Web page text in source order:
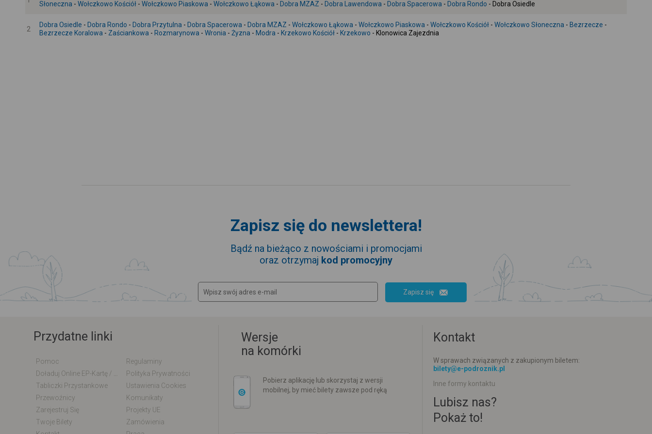
-
Słoneczna - Wołczkowo Kościół - Wołczkowo Piaskowa - Wołczkowo Łąkowa - Dobra MZAZ - Dobra Lawendowa - Dobra Spacerowa - Dobra Rondo - Dobra Osiedle
2
Dobra Osiedle - Dobra Rondo - Dobra Przytulna - Dobra Spacerowa - Dobra MZAZ - Wołczkowo Łąkowa - Wołczkowo Piaskowa - Wołczkowo Kościół - Wołczkowo Słoneczna - Bezrzecze -
Bezrzecze Koralowa - Zaściankowa - Rozmarynowa - Wronia - Żyzna - Modra - Krzekowo Kościół - Krzekowo - Klonowica Zajezdnia
Zapisz się do newslettera!
Bądź na bieżąco z nowościami i promocjami
oraz otrzymaj kod promocyjny
Zapisz się
Przydatne linki
Pomoc
Regulaminy
Polityka Prywatności
Tabliczki Przystankowe
Ustawienia Cookies
Przewoźnicy
Komunikaty
Zarejestruj Się
Projekty UE
Twoje Bilety
Zamówienia
Wersje
na komórki
Pobierz aplikację lub skorzystaj z wersji
mobilnej, by mieć bilety zawsze pod ręką
Kontakt
W sprawach związanych z zakupionym biletem:
bilety@e-podroznik.pl
Inne formy kontaktu
Lubisz nas?
Pokaż to!